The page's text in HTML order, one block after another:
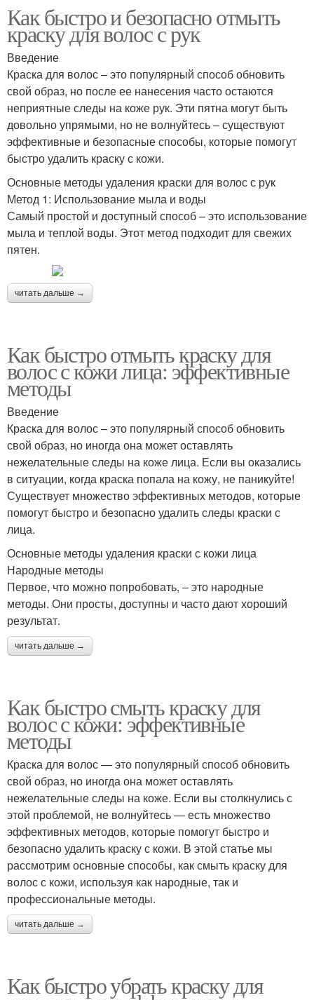
Как быстро и безопасно отмыть
краску для волос с рук
Введение
Краска для волос – это популярный способ обновить
свой образ, но после ее нанесения часто остаются
неприятные следы на коже рук. Эти пятна могут быть
довольно упрямыми, но не волнуйтесь – существуют
эффективные и безопасные способы, которые помогут
быстро удалить краску с кожи.
Основные методы удаления краски для волос с рук
Метод 1: Использование мыла и воды
Самый простой и доступный способ – это использование
мыла и теплой воды. Этот метод подходит для свежих
пятен.
читать дальше →
Как быстро отмыть краску для
волос с кожи лица: эффективные
методы
Введение
Краска для волос – это популярный способ обновить
свой образ, но иногда она может оставлять
нежелательные следы на коже лица. Если вы оказались
в ситуации, когда краска попала на кожу, не паникуйте!
Существует множество эффективных методов, которые
помогут быстро и безопасно удалить следы краски с
лица.
Основные методы удаления краски с кожи лица
Народные методы
Первое, что можно попробовать, – это народные
методы. Они просты, доступны и часто дают хороший
результат.
читать дальше →
Как быстро смыть краску для
волос с кожи: эффективные
методы
Краска для волос — это популярный способ обновить
свой образ, но иногда она может оставлять
нежелательные следы на коже. Если вы столкнулись с
этой проблемой, не волнуйтесь — есть множество
эффективных методов, которые помогут быстро и
безопасно удалить краску с кожи. В этой статье мы
рассмотрим основные способы, как смыть краску для
волос с кожи, используя как народные, так и
профессиональные методы.
читать дальше →
Как быстро убрать краску для